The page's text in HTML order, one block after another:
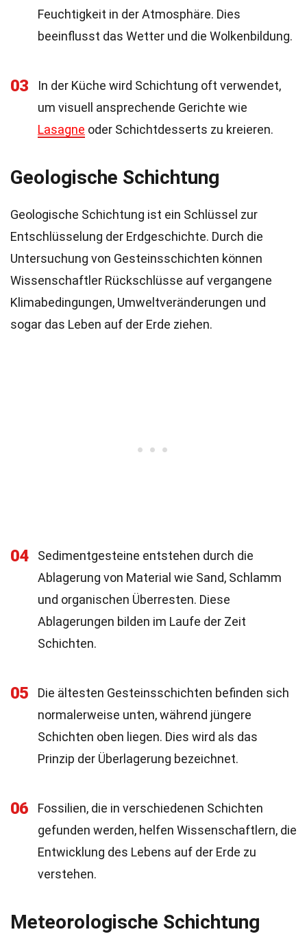
Feuchtigkeit in der Atmosphäre. Dies
beeinflusst das Wetter und die Wolkenbildung.
03
In der Küche wird Schichtung oft verwendet,
um visuell ansprechende Gerichte wie
Lasagne oder Schichtdesserts zu kreieren.
Geologische Schichtung
Geologische Schichtung ist ein Schlüssel zur
Entschlüsselung der Erdgeschichte. Durch die
Untersuchung von Gesteinsschichten können
Wissenschaftler Rückschlüsse auf vergangene
Klimabedingungen, Umweltveränderungen und
sogar das Leben auf der Erde ziehen.
04
Sedimentgesteine entstehen durch die
Ablagerung von Material wie Sand, Schlamm
und organischen Überresten. Diese
Ablagerungen bilden im Laufe der Zeit
Schichten.
05
Die ältesten Gesteinsschichten befinden sich
normalerweise unten, während jüngere
Schichten oben liegen. Dies wird als das
Prinzip der Überlagerung bezeichnet.
06
Fossilien, die in verschiedenen Schichten
gefunden werden, helfen Wissenschaftlern, die
Entwicklung des Lebens auf der Erde zu
verstehen.
Meteorologische Schichtung